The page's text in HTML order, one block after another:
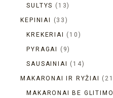
SULTYS
13
KEPINIAI
33
KREKERIAI
10
PYRAGAI
9
SAUSAINIAI
14
MAKARONAI IR RYŽIAI
21
MAKARONAI BE GLITIMO